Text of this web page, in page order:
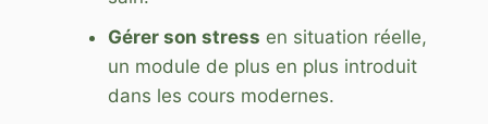
Gérer son stress en situation réelle,
un module de plus en plus introduit
dans les cours modernes.